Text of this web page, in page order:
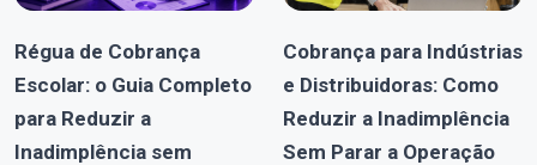
Régua de Cobrança
Escolar: o Guia Completo
para Reduzir a
Inadimplência sem
Cobrança para Indústrias
e Distribuidoras: Como
Reduzir a Inadimplência
Sem Parar a Operação